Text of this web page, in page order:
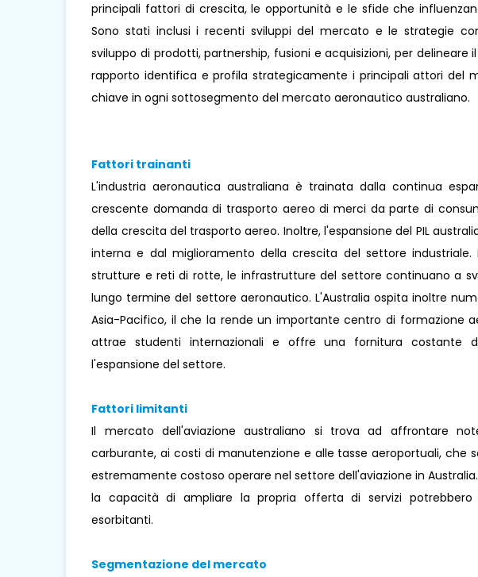
principali fattori di crescita, le opportunità e le sfide che
Sono stati inclusi i recenti sviluppi del mercato e le strategie
sviluppo di prodotti, partnership, fusioni e acquisizioni, per
rapporto identifica e profila strategicamente i principali attori del
chiave in ogni sottosegmento del mercato aeronautico australiano.
Fattori trainanti
L'industria aeronautica australiana è trainata dalla continua
crescente domanda di trasporto aereo di merci da parte di
della crescita del trasporto aereo. Inoltre, l'espansione del PIL
interna e dal miglioramento della crescita del settore
strutture e reti di rotte, le infrastrutture del settore continuano a
lungo termine del settore aeronautico. L'Australia ospita inoltre
Asia-Pacifico, il che la rende un importante centro di formazione
attrae studenti internazionali e offre una fornitura costante
l'espansione del settore.
Fattori limitanti
Il mercato dell'aviazione australiano si trova ad affrontare
carburante, ai costi di manutenzione e alle tasse aeroportuali, che
estremamente costoso operare nel settore dell'aviazione in
la capacità di ampliare la propria offerta di servizi potrebbero
esorbitanti.
Segmentazione del mercato